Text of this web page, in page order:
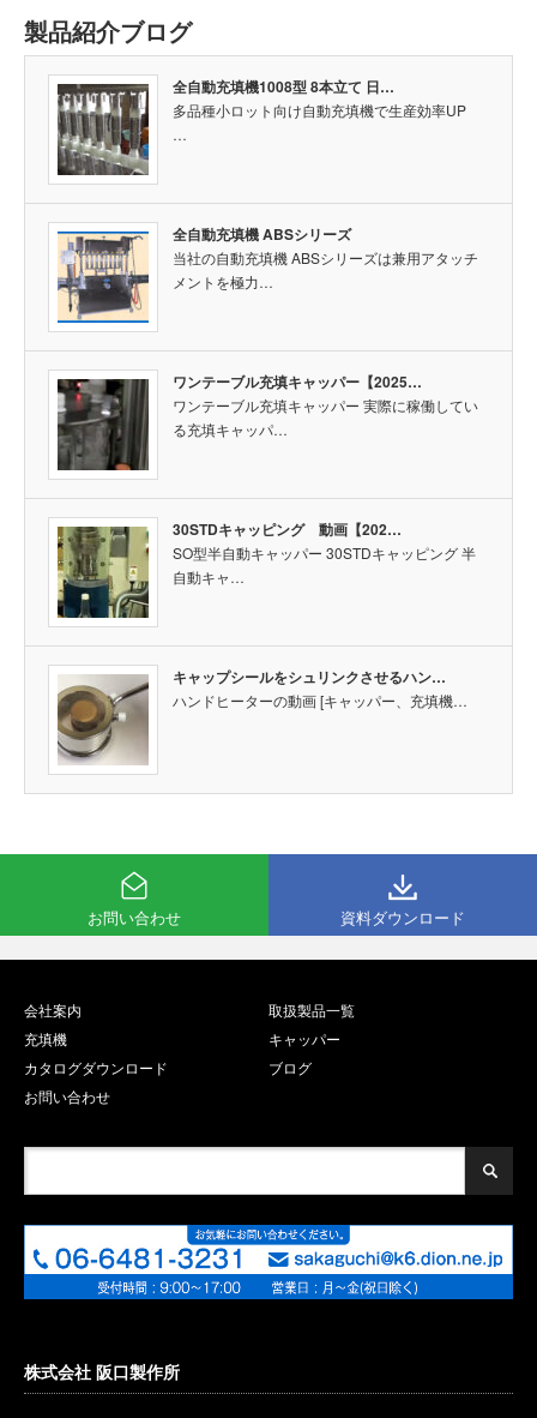
製品紹介ブログ
全自動充填機1008型 8本立て 日…
多品種小ロット向け自動充填機で生産効率UP
…
全自動充填機 ABSシリーズ
当社の自動充填機 ABSシリーズは兼用アタッチ
メントを極力…
ワンテーブル充填キャッパー【2025…
ワンテーブル充填キャッパー 実際に稼働してい
る充填キャッパ…
30STDキャッピング 動画【202…
SO型半自動キャッパー 30STDキャッピング 半
自動キャ…
キャップシールをシュリンクさせるハン…
ハンドヒーターの動画 [キャッパー、充填機…
お問い合わせ 資料ダウンロード
会社案内
取扱製品一覧
充填機
キャッパー
カタログダウンロード
ブログ
お問い合わせ
株式会社 阪口製作所